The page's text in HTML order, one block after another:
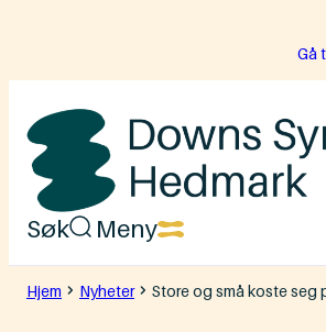
Gå
Downs
Syndrom
Hedmark
Søk Meny
Hjem Nyheter Store og små koste seg